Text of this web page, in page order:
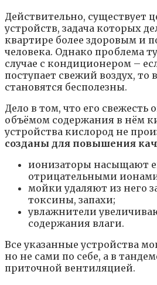
Действительно, существует
устройств, задача которых
квартире более здоровым и
человека. Однако проблема
случае с кондиционером –
поступает свежий воздух, то
становятся бесполезны.
Дело в том, что его свежесть
объёмом содержания в нём
устройства кислород не
созданы для повышения
ионизаторы насыщают
отрицательными
мойки удаляют из него
токсины, запахи;
увлажнители
содержания влаги.
Все указанные устройства
но не сами по себе, а в
приточной вентиляцией.